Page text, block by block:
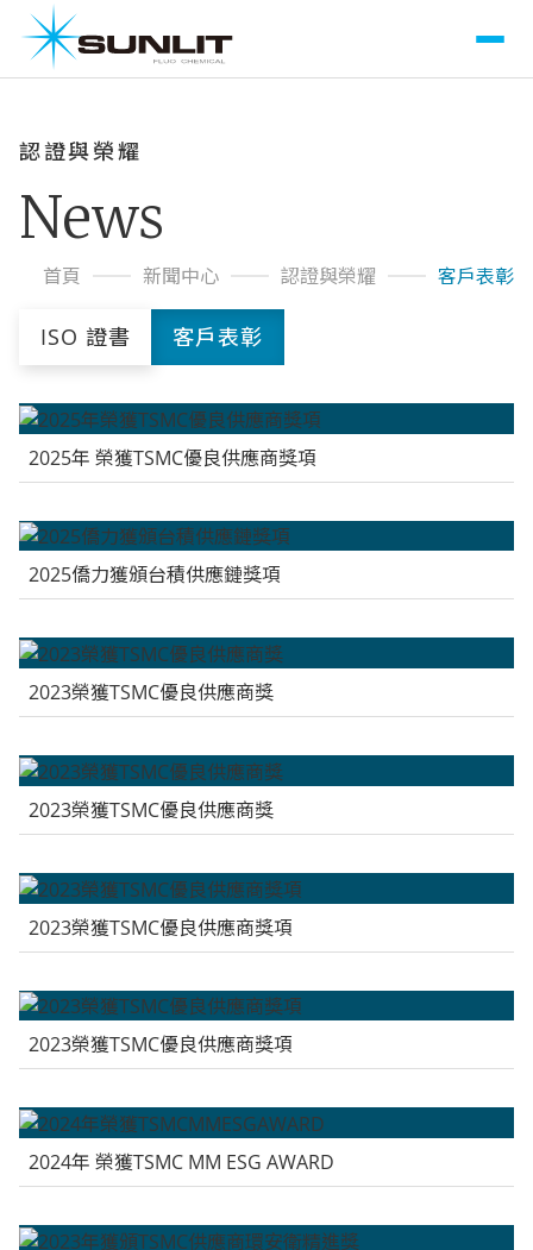
認證與榮耀
News
首頁 新聞中心 認證與榮耀 客戶表彰
ISO 證書 客戶表彰
2025年 榮獲TSMC優良供應商獎項
2025僑力獲頒台積供應鏈獎項
2023榮獲TSMC優良供應商獎
2023榮獲TSMC優良供應商獎
2023榮獲TSMC優良供應商獎項
2023榮獲TSMC優良供應商獎項
2024年 榮獲TSMC MM ESG AWARD